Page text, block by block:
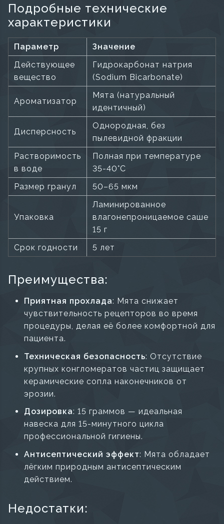
Подробные технические
характеристики
Параметр
Значение
Действующее
вещество
Гидрокарбонат натрия
(Sodium Bicarbonate)
Ароматизатор
Мята (натуральный
идентичный)
Дисперсность
Однородная, без
пылевидной фракции
Растворимость
в воде
Полная при температуре
35-40°C
Размер гранул
50–65 мкм
Упаковка
Ламинированное
влагонепроницаемое саше
15 г
Срок годности
5 лет
Преимущества:
Приятная прохлада: Мята снижает
чувствительность рецепторов во время
процедуры, делая её более комфортной для
пациента.
Техническая безопасность: Отсутствие
крупных конгломератов частиц защищает
керамические сопла наконечников от
эрозии.
Дозировка: 15 граммов — идеальная
навеска для 15-минутного цикла
профессиональной гигиены.
Антисептический эффект: Мята обладает
лёгким природным антисептическим
действием.
Недостатки: